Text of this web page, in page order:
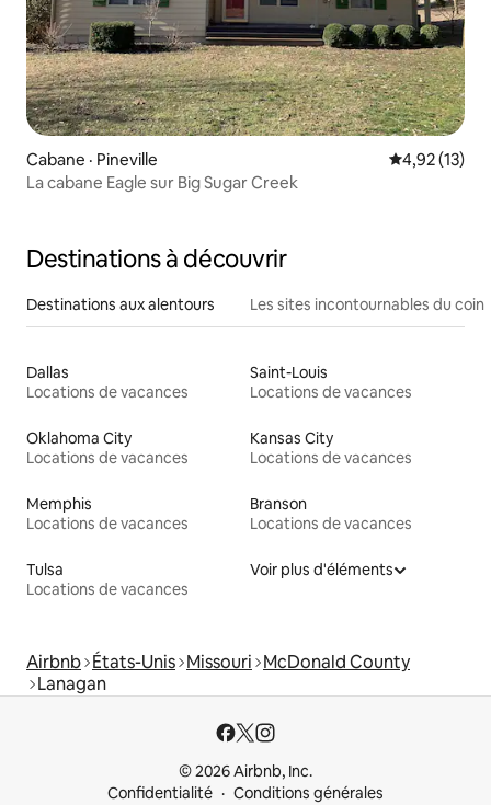
Cabane · Pineville Note
4,92 (13)
La cabane Eagle sur Big Sugar Creek
Destinations à découvrir
Destinations aux alentours Les sites incontournables du coin
Dallas
Locations de vacances
Saint-Louis
Locations de vacances
Oklahoma City
Locations de vacances
Kansas City
Locations de vacances
Memphis
Locations de vacances
Branson
Locations de vacances
Tulsa
Locations de vacances
Voir plus d'éléments
Airbnb États-Unis Missouri McDonald County
Lanagan
© 2026 Airbnb, Inc.
Confidentialité
Conditions générales